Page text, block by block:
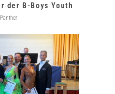
der B-Boys Youth